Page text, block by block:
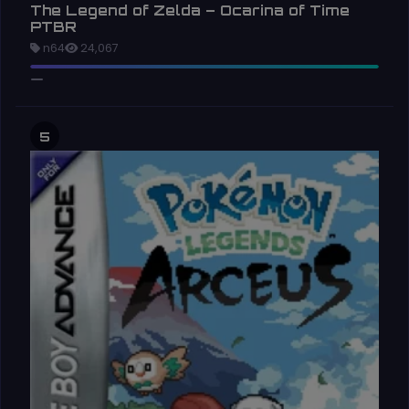
The Legend of Zelda – Ocarina of Time
PTBR
n64 24,067
5